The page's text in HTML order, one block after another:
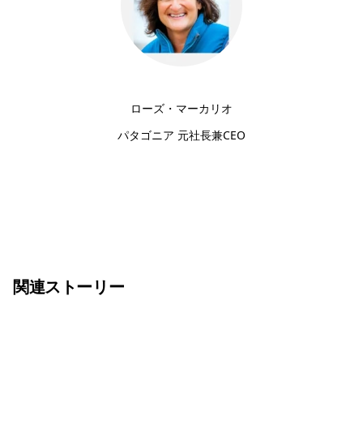
ローズ・マーカリオ
パタゴニア 元社長兼CEO
関連ストーリー